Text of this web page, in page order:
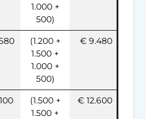
1.000 +
500)
(1.200 +
1.500 +
1.000 +
500)
€ 9.480
(1.500 +
1.500 +
€ 12.600